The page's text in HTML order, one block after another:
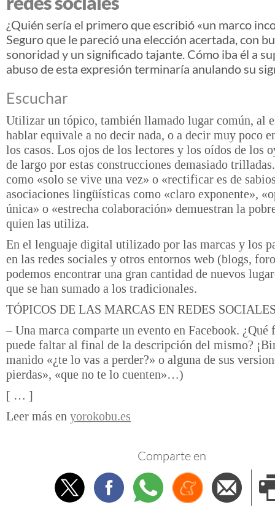
¿Quién sería el primero que escribió «un marco
Seguro que le pareció una elección acertada, con
sonoridad y un significado tajante. Cómo iba él a
abuso de esta expresión terminaría anulando su
Escuchar
Utilizar un tópico, también llamado lugar común, al
hablar equivale a no decir nada, o a decir muy poco
los casos. Los ojos de los lectores y los oídos de los
de largo por estas construcciones demasiado
como «solo se vive una vez» o «rectificar es de
asociaciones lingüísticas como «claro exponente»,
única» o «estrecha colaboración» demuestran la
quien las utiliza.
En el lenguaje digital utilizado por las marcas y los
en las redes sociales y otros entornos web (blogs,
podemos encontrar una gran cantidad de nuevos
que se han sumado a los tradicionales.
TÓPICOS DE LAS MARCAS EN REDES
– Una marca comparte un evento en Facebook. ¿Qué
puede faltar al final de la descripción del mismo?
manido «¿te lo vas a perder?» o alguna de sus
pierdas», «que no te lo cuenten»…)
[ … ]
Leer más en yorokobu.es
Comparte en
TwitterFacebookWhatsappMenéame